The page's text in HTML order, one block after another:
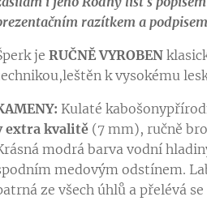
razítkem a
je RUČNĚ VYROBEN
k vysokému
Kulaté
extra kvalitě (7 mm), ručně
modrá barva vodní
medovým odstínem.
ze všech úhlů a přelévá